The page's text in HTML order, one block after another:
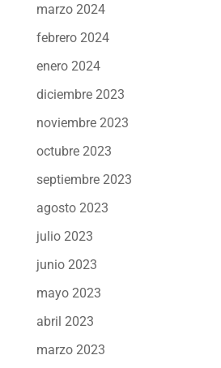
marzo 2024
febrero 2024
enero 2024
diciembre 2023
noviembre 2023
octubre 2023
septiembre 2023
agosto 2023
julio 2023
junio 2023
mayo 2023
abril 2023
marzo 2023